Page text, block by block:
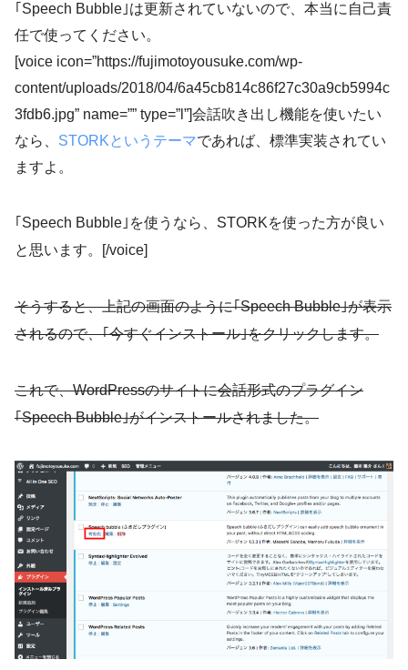
｢Speech Bubble｣は更新されていないので、本当に自己責
任で使ってください。
[voice icon=”https://fujimotoyousuke.com/wp-
content/uploads/2018/04/6a45cb814c86f27c30a9cb5994c
3fdb6.jpg” name=”” type=”l”]会話吹き出し機能を使いたい
なら、 STORKというテーマであれば、標準実装されてい
ますよ。
｢Speech Bubble｣を使うなら、STORKを使った方が良い
と思います。[/voice]
そうすると、上記の画面のように｢Speech Bubble｣が表示
されるので、｢今すぐインストール｣をクリックします。
これで、WordPressのサイトに会話形式のプラグイン
｢Speech Bubble｣がインストールされました。